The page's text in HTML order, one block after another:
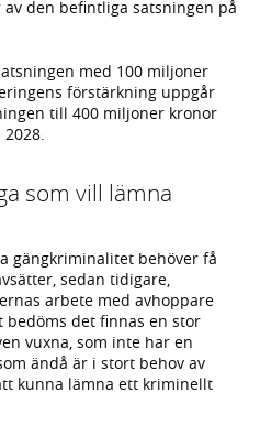
den befintliga satsningen på
med 100 miljoner
förstärkning uppgår
till 400 miljoner kronor
som vill lämna
gängkriminalitet behöver få
sedan tidigare,
arbete med avhoppare
det finnas en stor
vuxna, som inte har en
ändå är i stort behov av
kunna lämna ett kriminellt